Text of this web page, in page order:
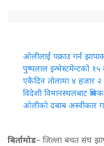
ओलीलाई पक्राउ गर्न
पुष्पलाल इन्भेस्टमेन्टको
एकैदिन तोलामा ४ हजार
विदेशी विमानस्थलबाट
ओलीको दबाब अस्वीकार
बिर्तामोड– जिल्ला बचत संघ